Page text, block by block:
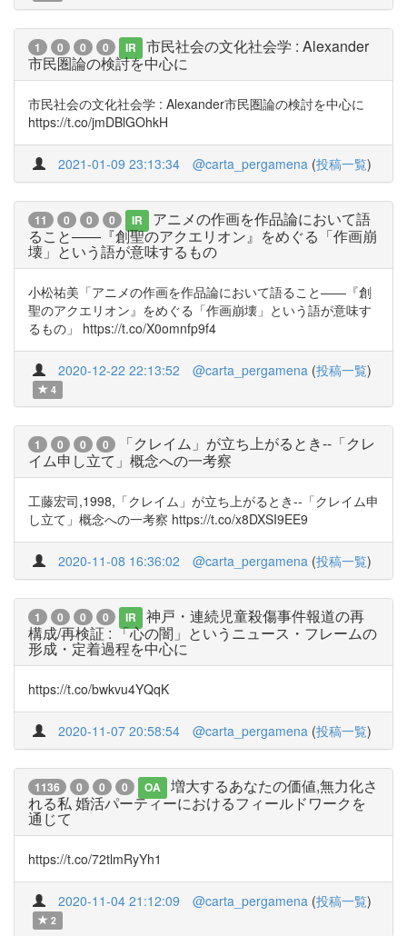
1 0 0 0 IR
市民社会の文化社会学 : Alexander
市民圏論の検討を中心に
市民社会の文化社会学 : Alexander市民圏論の検討を中心に
https://t.co/jmDBlGOhkH
2021-01-09 23:13:34 @carta_pergamena (投稿一覧)
11 0 0 0 IR
アニメの作画を作品論において語
ること――『創聖のアクエリオン』をめぐる「作画崩
壊」という語が意味するもの
小松祐美「アニメの作画を作品論において語ること――『創
聖のアクエリオン』をめぐる「作画崩壊」という語が意味す
るもの」 https://t.co/X0omnfp9f4
2020-12-22 22:13:52 @carta_pergamena (投稿一覧)
4
1 0 0 0
「クレイム」が立ち上がるとき--「クレ
イム申し立て」概念への一考察
工藤宏司,1998,「クレイム」が立ち上がるとき--「クレイム申
し立て」概念への一考察 https://t.co/x8DXSI9EE9
2020-11-08 16:36:02 @carta_pergamena (投稿一覧)
1 0 0 0 IR
神戸・連続児童殺傷事件報道の再
構成/再検証 : 「心の闇」というニュース・フレームの
形成・定着過程を中心に
https://t.co/bwkvu4YQqK
2020-11-07 20:58:54 @carta_pergamena (投稿一覧)
1136 0 0 0 OA
増大するあなたの価値,無力化さ
れる私 婚活パーティーにおけるフィールドワークを
通じて
https://t.co/72tlmRyYh1
2020-11-04 21:12:09 @carta_pergamena (投稿一覧)
2